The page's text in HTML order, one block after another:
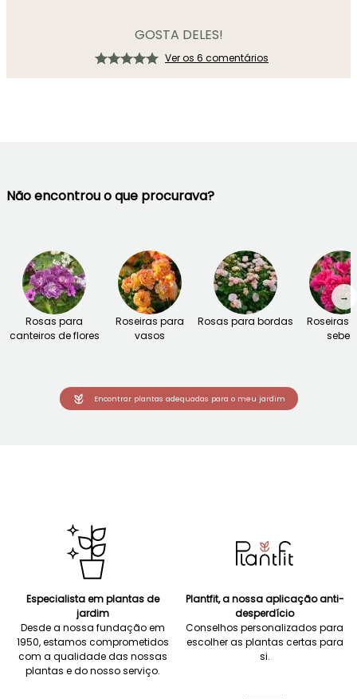
GOSTA DELES!
Ver os 6 comentários
Não encontrou o que procurava?
Rosas para
canteiros de flores
Roseiras para
vasos
Rosas para bordas
Roseiras
sebes
→
Encontrar plantas adequadas para o meu jardim
Especialista em plantas de
jardim
Desde a nossa fundação em
1950, estamos comprometidos
com a qualidade das nossas
plantas e do nosso serviço.
Plantfit, a nossa aplicação anti-
desperdício
Conselhos personalizados para
escolher as plantas certas para
si.